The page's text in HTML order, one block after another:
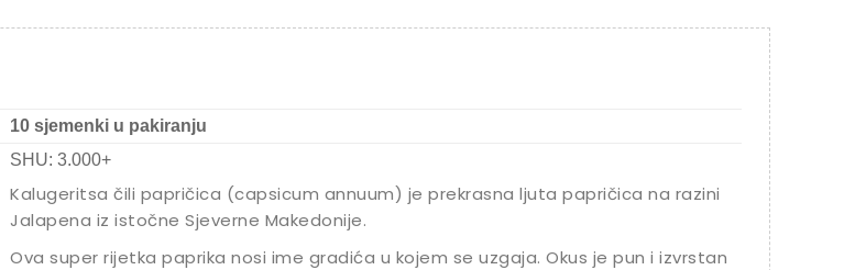
10 sjemenki u pakiranju
SHU: 3.000+
Kalugeritsa čili papričica (capsicum annuum) je prekrasna ljuta papričica na razini
Jalapena iz istočne Sjeverne Makedonije.
Ova super rijetka paprika nosi ime gradića u kojem se uzgaja. Okus je pun i izvrstan